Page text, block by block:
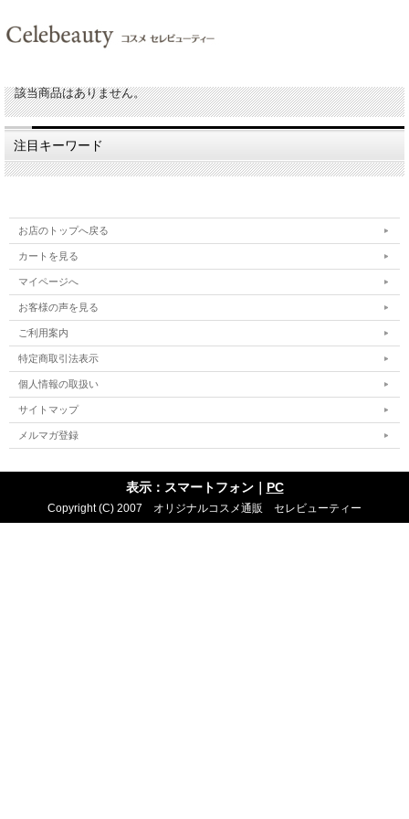
該当商品はありません。
注目キーワード
お店のトップへ戻る
カートを見る
マイページへ
お客様の声を見る
ご利用案内
特定商取引法表示
個人情報の取扱い
サイトマップ
メルマガ登録
表示：スマートフォン｜ PC
Copyright (C) 2007 オリジナルコスメ通販 セレビューティー